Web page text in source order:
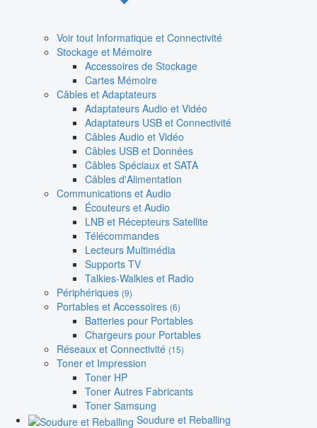
Voir tout Informatique et Connectivité
Stockage et Mémoire
Accessoires de Stockage
Cartes Mémoire
Câbles et Adaptateurs
Adaptateurs Audio et Vidéo
Adaptateurs USB et Connectivité
Câbles Audio et Vidéo
Câbles USB et Données
Câbles Spéciaux et SATA
Câbles d'Alimentation
Communications et Audio
Écouteurs et Audio
LNB et Récepteurs Satellite
Télécommandes
Lecteurs Multimédia
Supports TV
Talkies-Walkies et Radio
Périphériques (9)
Portables et Accessoires (6)
Batteries pour Portables
Chargeurs pour Portables
Réseaux et Connectivité (15)
Toner et Impression
Toner HP
Toner Autres Fabricants
Toner Samsung
Soudure et Reballing